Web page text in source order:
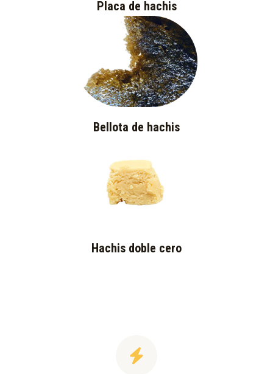
Placa de hachis
Bellota de hachis
Hachis doble cero